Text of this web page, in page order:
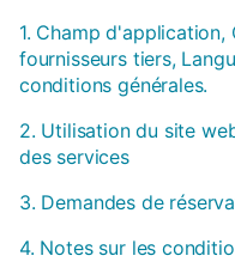
1. Champ
fournisseurs tiers,
conditions générales.
2. Utilisation du site
des services
3. Demandes de
4. Notes sur les